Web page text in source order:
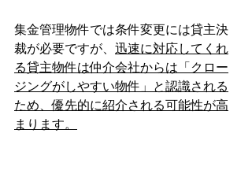
集金管理物件では条件変更には貸主決
裁が必要ですが、 迅速に対応してくれ
る貸主物件は仲介会社からは「クロー
ジングがしやすい物件」と認識される
ため、優先的に紹介される可能性が高
まります。